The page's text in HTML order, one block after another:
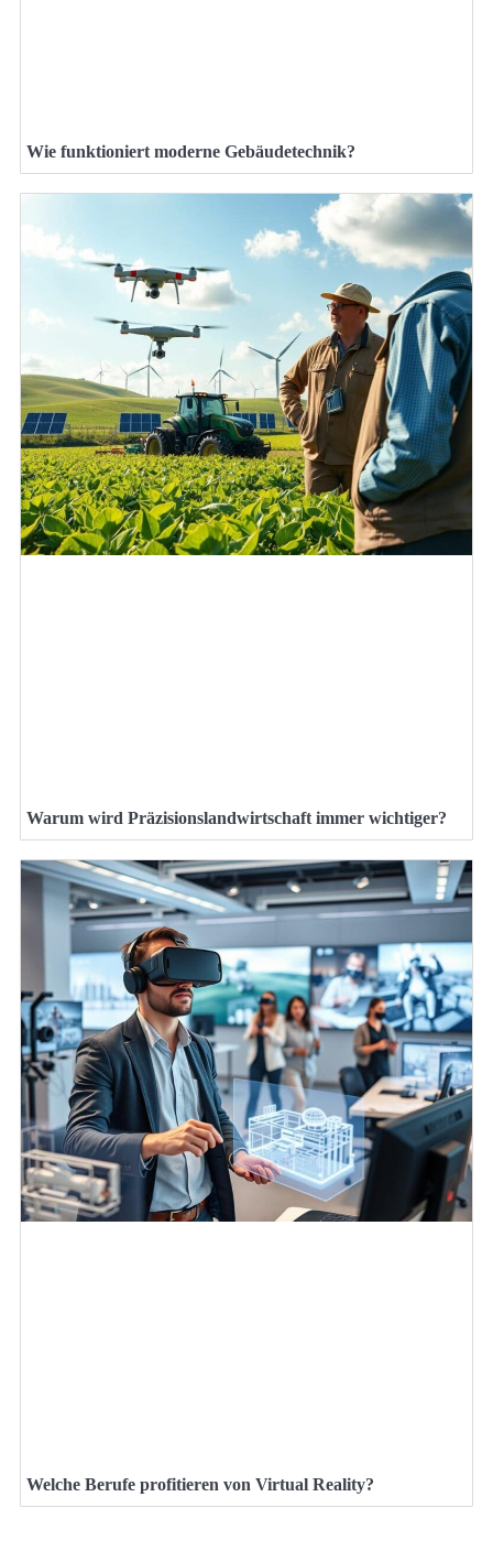
Wie funktioniert moderne Gebäudetechnik?
Warum wird Präzisionslandwirtschaft immer wichtiger?
Welche Berufe profitieren von Virtual Reality?